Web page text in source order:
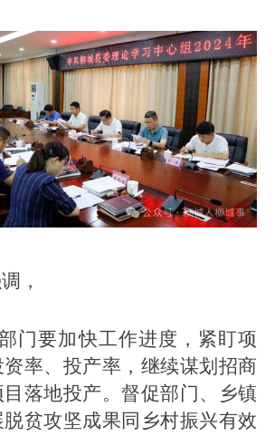
，
门要加快工作进度，紧盯项
率、投产率，继续谋划招商
落地投产。督促部门、乡镇
贫攻坚成果同乡村振兴有效